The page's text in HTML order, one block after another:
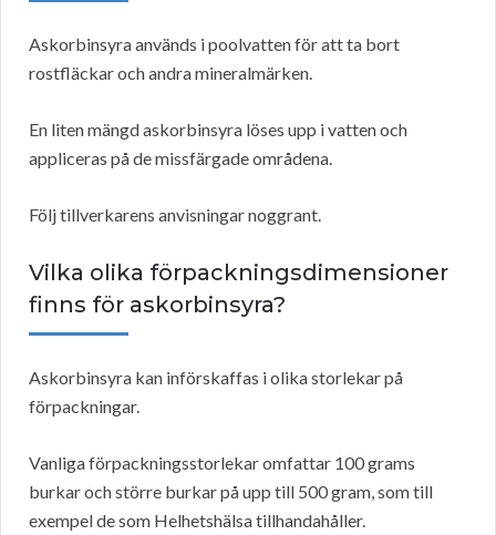
Askorbinsyra används i poolvatten för att ta bort
rostfläckar och andra mineralmärken.
En liten mängd askorbinsyra löses upp i vatten och
appliceras på de missfärgade områdena.
Följ tillverkarens anvisningar noggrant.
Vilka olika förpackningsdimensioner
finns för askorbinsyra?
Askorbinsyra kan införskaffas i olika storlekar på
förpackningar.
Vanliga förpackningsstorlekar omfattar 100 grams
burkar och större burkar på upp till 500 gram, som till
exempel de som Helhetshälsa tillhandahåller.